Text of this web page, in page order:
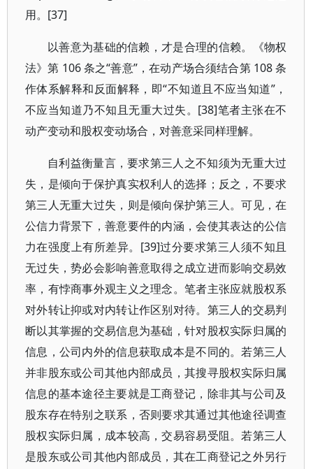
用。[37]
以善意为基础的信赖，才是合理的信赖。《物权
法》第 106 条之“善意”，在动产场合须结合第 108 条
作体系解释和反面解释，即“不知道且不应当知道”，
不应当知道乃不知且无重大过失。[38]笔者主张在不
动产变动和股权变动场合，对善意采同样理解。
自利益衡量言，要求第三人之不知须为无重大过
失，是倾向于保护真实权利人的选择；反之，不要求
第三人无重大过失，则是倾向保护第三人。可见，在
公信力背景下，善意要件的内涵，会使其表达的公信
力在强度上有所差异。[39]过分要求第三人须不知且
无过失，势必会影响善意取得之成立进而影响交易效
率，有悖商事外观主义之理念。笔者主张应就股权系
对外转让抑或对内转让作区别对待。第三人的交易判
断以其掌握的交易信息为基础，针对股权实际归属的
信息，公司内外的信息获取成本是不同的。若第三人
并非股东或公司其他内部成员，其搜寻股权实际归属
信息的基本途径主要就是工商登记，除非其与公司及
股东存在特别之联系，否则要求其通过其他途径调查
股权实际归属，成本较高，交易容易受阻。若第三人
是股东或公司其他内部成员，其在工商登记之外另行